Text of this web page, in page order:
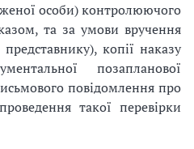
особи) контролюючого
та за умови вручення
копії наказу
позапланової
повідомлення про
такої перевірки